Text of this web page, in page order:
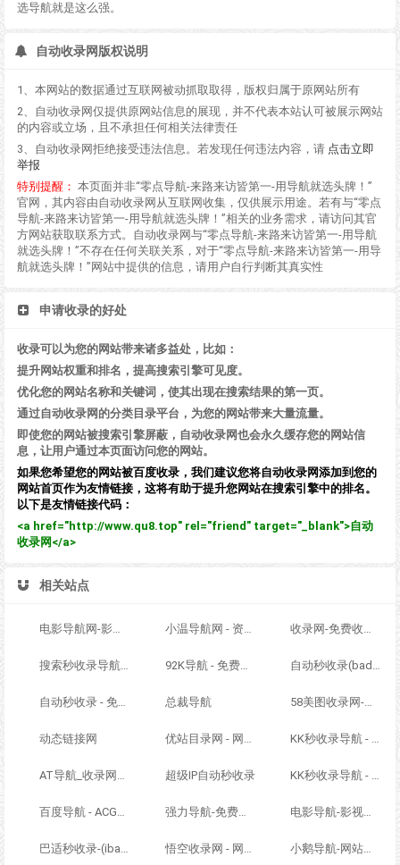
选导航就是这么强。
自动收录网版权说明
1、本网站的数据通过互联网被动抓取取得，版权归属于原网站所有
2、自动收录网仅提供原网站信息的展现，并不代表本站认可被展示网站
的内容或立场，且不承担任何相关法律责任
3、自动收录网拒绝接受违法信息。若发现任何违法内容，请 点击立即
举报
特别提醒： 本页面并非“零点导航-来路来访皆第一-用导航就选头牌！”
官网，其内容由自动收录网从互联网收集，仅供展示用途。若有与“零点
导航-来路来访皆第一-用导航就选头牌！”相关的业务需求，请访问其官
方网站获取联系方式。自动收录网与“零点导航-来路来访皆第一-用导航
就选头牌！”不存在任何关联关系，对于“零点导航-来路来访皆第一-用导
航就选头牌！”网站中提供的信息，请用户自行判断其真实性
申请收录的好处
收录可以为您的网站带来诸多益处，比如：
提升网站权重和排名，提高搜索引擎可见度。
优化您的网站名称和关键词，使其出现在搜索结果的第一页。
通过自动收录网的分类目录平台，为您的网站带来大量流量。
即使您的网站被搜索引擎屏蔽，自动收录网也会永久缓存您的网站信
息，让用户通过本页面访问您的网站。
如果您希望您的网站被百度收录，我们建议您将自动收录网添加到您的
网站首页作为友情链接，这将有助于提升您网站在搜索引擎中的排名。
以下是友情链接代码：
<a href="http://www.qu8.top" rel="friend" target="_blank">自动
收录网</a>
相关站点
电影导航网-影视导航-电影搜索-影视搜索-电影站收录 小温导航网 - 资源网址导航，汇集各大资源网，全网优质教程技术网，搜集资源就从这里开始 收录网-免费收录正规网站-免费发布软文
搜索秒收录导航 - ACG萌次元丨ACG导航网丨二次元导航丨资源网导航丨福利网址导航 - SS秒收录导航网 92K导航 - 免费自动秒收录网址导航 自动秒收录(badfl.com) - 全自动秒收录网
自动秒收录 - 免费自动秒收录网址导航 总裁导航 58美图收录网-自动收录网站-流量交换-自动链
动态链接网 优站目录网 - 网址导航分类网站目录 - 自助网址提交自动收录 KK秒收录导航 - ACG萌次元丨ACG导航网丨二次元导航丨资源网导航丨福利网址导航 - KK秒收录导航网
AT导航_收录网_免费收录网站_自动收录网_秒收录 超级IP自动秒收录 KK秒收录导航 - ACG萌次元丨ACG导航网丨二次元导航丨资源网导航丨福利网址导航 - KK秒收录导航网
百度导航 - ACG萌次元丨ACG导航网丨二次元导航丨资源网导航丨福利网址导航 - BaiDu导航 强力导航-免费网站分类导航，提交收录，秒收录 电影导航-影视导航-电影站收录-自动收录网-网站收录
巴适秒收录-(ibashi.net) - 巴适导航分类网站目录 - 自助网址提交自动收录 悟空收录网 - 网址导航大全 | 网站免费收录 | 软文外链发布平台 小鹅导航-网站收录-自动收录网-网址收录-自动秒收录